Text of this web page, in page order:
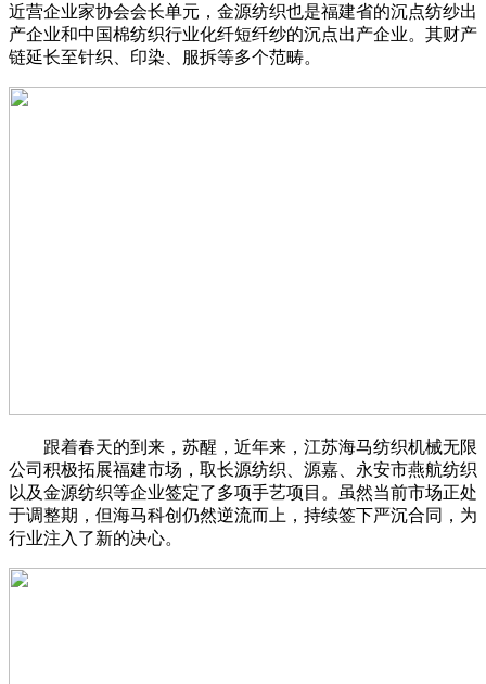
近营企业家协会会长单元，金源纺织也是福建省的沉点纺纱出
产企业和中国棉纺织行业化纤短纤纱的沉点出产企业。其财产
链延长至针织、印染、服拆等多个范畴。
跟着春天的到来，苏醒，近年来，江苏海马纺织机械无限
公司积极拓展福建市场，取长源纺织、源嘉、永安市燕航纺织
以及金源纺织等企业签定了多项手艺项目。虽然当前市场正处
于调整期，但海马科创仍然逆流而上，持续签下严沉合同，为
行业注入了新的决心。